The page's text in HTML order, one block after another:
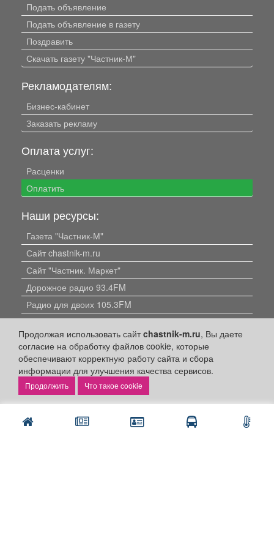
Продолжая использовать сайтchastnik-m.ru, Вы даете
согласие на обработку файлов cookie, которые
обеспечивают корректную работу сайта и сбора
информации для улучшения качества сервисов.
Что такое cookie
Подать объявление
Подать объявление в газету
Поздравить
Скачать газету "Частник-М"
Рекламодателям:
Бизнес-кабинет
Заказать рекламу
Оплата услуг:
Расценки
Оплатить
Наши ресурсы:
Газета "Частник-М"
Сайт chastnik-m.ru
Сайт "Частник. Маркет"
Дорожное радио 93.4FM
Радио для двоих 105.3FM
Европа плюс 103.3FM
Политика конфиденциальности
Публикации с пометкой «Реклама», «На правах рекламы»,